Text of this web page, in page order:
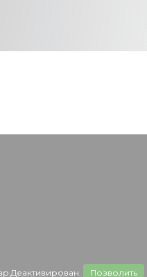
Деактивирован. Позволить